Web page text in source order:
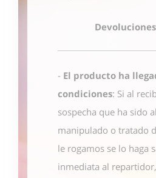
- El producto ha
condiciones: Si al
sospecha que ha sido
manipulado o tratado
le rogamos se lo haga
inmediata al